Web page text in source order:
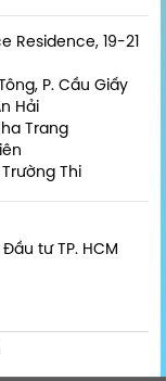
Residence, 19-21
P. Cầu Giấy
Hải
Trang
Trường Thi
tư TP. HCM